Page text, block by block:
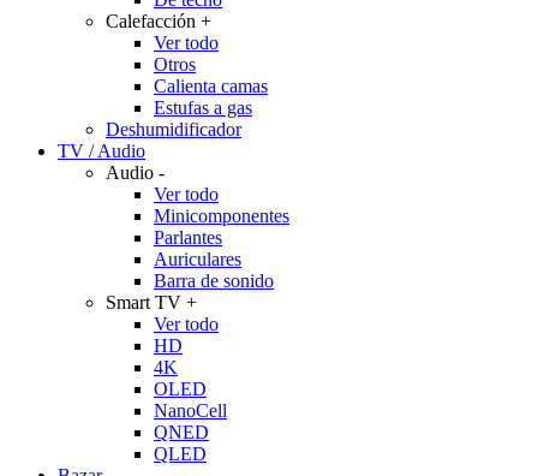
Calefacción +
Ver todo
Otros
Calienta camas
Estufas a gas
Deshumidificador
TV / Audio
Audio -
Ver todo
Minicomponentes
Parlantes
Auriculares
Barra de sonido
Smart TV +
Ver todo
HD
4K
OLED
NanoCell
QNED
QLED